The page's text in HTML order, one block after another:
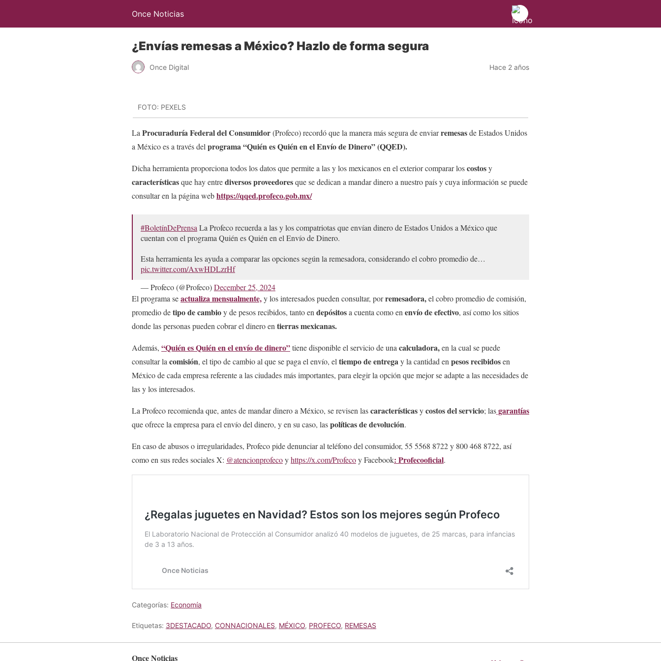
Once Noticias
¿Envías remesas a México? Hazlo de forma segura
Once Digital Hace 2 años
FOTO: PEXELS
La Procuraduría Federal del Consumidor(Profeco) recordó que la manera más segura de enviarremesasde Estados Unidos
a México es a través del programa “Quién es Quién en el Envío de Dinero” (QQED).
Dicha herramienta proporciona todos los datos que permite a las y los mexicanos en el exterior comparar loscostosy
característicasque hay entrediversos proveedoresque se dedican a mandar dinero a nuestro país y cuya información se puede
consultar en la página webhttps://qqed.profeco.gob.mx/
#BoletínDePrensa La Profeco recuerda a las y los compatriotas que envían dinero de Estados Unidos a México que
cuentan con el programa Quién es Quién en el Envío de Dinero.
Esta herramienta les ayuda a comparar las opciones según la remesadora, considerando el cobro promedio de…
pic.twitter.com/AxwHDLzrHf
— Profeco (@Profeco)December 25, 2024
El programa seactualiza mensualmente,y los interesados pueden consultar, porremesadora,el cobro promedio de comisión,
promedio detipo de cambioy de pesos recibidos, tanto en depósitosa cuenta como en envío de efectivo, así como los sitios
donde las personas pueden cobrar el dinero en tierras mexicanas.
Además, “Quién es Quién en el envío de dinero”tiene disponible el servicio de una calculadora,en la cual se puede
consultar la comisión, el tipo de cambio al que se paga el envío, el tiempo de entregay la cantidad en pesos recibidosen
México de cada empresa referente a las ciudades más importantes, para elegir la opción que mejor se adapte a las necesidades de
las y los interesados.
La Profeco recomienda que, antes de mandar dinero a México, se revisen lascaracterísticasycostos del servicio; lasgarantías
que ofrece la empresa para el envío del dinero, y en su caso, laspolíticas de devolución.
En caso de abusos o irregularidades, Profeco pide denunciar al teléfono del consumidor, 55 5568 8722 y 800 468 8722, así
como en sus redes sociales X: @atencionprofecoyhttps://x.com/Profecoy Facebook: Profecooficial.
Categorías: Economía
Etiquetas: 3DESTACADO, CONNACIONALES, MÉXICO, PROFECO, REMESAS
Once Noticias